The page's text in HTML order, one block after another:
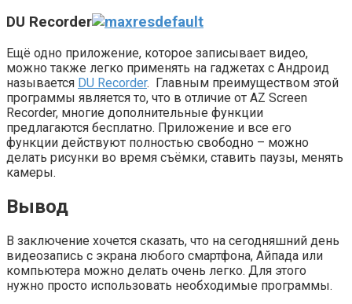
DU Recorder
Ещё одно приложение, которое записывает видео,
можно также легко применять на гаджетах с Андроид
называется DU Recorder. Главным преимуществом этой
программы является то, что в отличие от AZ Screen
Recorder, многие дополнительные функции
предлагаются бесплатно. Приложение и все его
функции действуют полностью свободно – можно
делать рисунки во время съёмки, ставить паузы, менять
камеры.
Вывод
В заключение хочется сказать, что на сегодняшний день
видеозапись с экрана любого смартфона, Айпада или
компьютера можно делать очень легко. Для этого
нужно просто использовать необходимые программы.